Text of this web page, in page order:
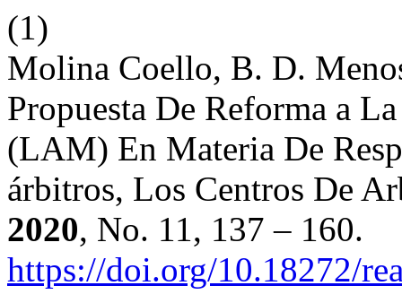
(1)
Molina Coello, B. D.
Propuesta De Reforma a
(LAM) En Materia De
árbitros, Los Centros De
2020, No. 11, 137 – 160.
https://doi.org/10.18272/